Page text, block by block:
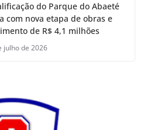
do Parque do Abaeté
com nova etapa de obras e
de R$ 4,1 milhões
julho de 2026